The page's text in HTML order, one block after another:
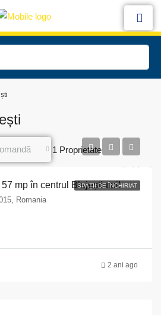
1 Proprietate
SPAȚII DE ÎNCHIRIAT
mp în centrul Blejeștiului!
Romania
2 ani ago